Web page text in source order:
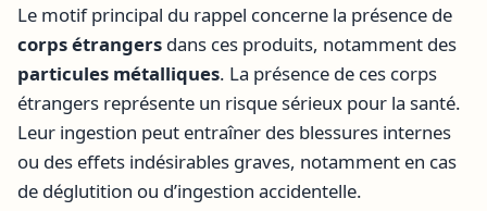
Le motif principal du rappel concerne la présence de
corps étrangers dans ces produits, notamment des
particules métalliques. La présence de ces corps
étrangers représente un risque sérieux pour la santé.
Leur ingestion peut entraîner des blessures internes
ou des effets indésirables graves, notamment en cas
de déglutition ou d’ingestion accidentelle.